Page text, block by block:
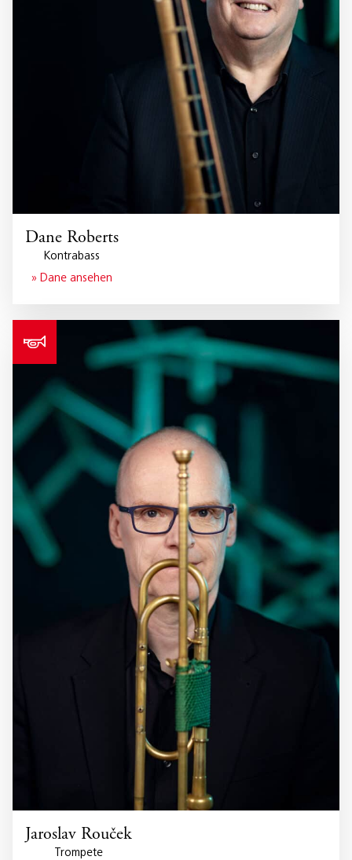
Dane Roberts
Kontrabass
» Dane ansehen
Jaroslav Rouček
Trompete